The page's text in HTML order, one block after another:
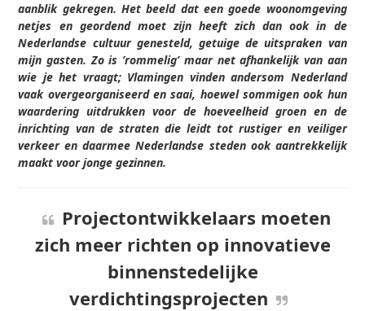
aanblik gekregen. Het beeld dat een goede woonomgeving
netjes en geordend moet zijn heeft zich dan ook in de
Nederlandse cultuur genesteld, getuige de uitspraken van
mijn gasten. Zo is ’rommelig’ maar net afhankelijk van aan
wie je het vraagt; Vlamingen vinden andersom Nederland
vaak overgeorganiseerd en saai, hoewel sommigen ook hun
waardering uitdrukken voor de hoeveelheid groen en de
inrichting van de straten die leidt tot rustiger en veiliger
verkeer en daarmee Nederlandse steden ook aantrekkelijk
maakt voor jonge gezinnen.
Projectontwikkelaars moeten
zich meer richten op innovatieve
binnenstedelijke
verdichtingsprojecten